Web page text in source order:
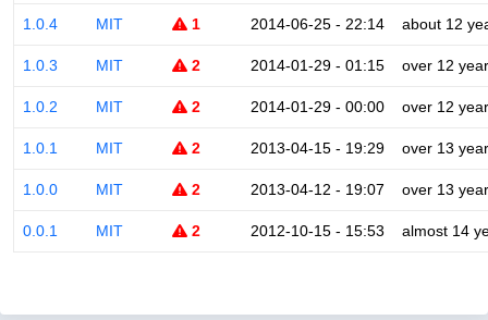
1.0.4 MIT 1 2014-06-25 - 22:14 about 12
1.0.3 MIT 2 2014-01-29 - 01:15 over 12
1.0.2 MIT 2 2014-01-29 - 00:00 over 12
1.0.1 MIT 2 2013-04-15 - 19:29 over 13
1.0.0 MIT 2 2013-04-12 - 19:07 over 13
0.0.1 MIT 2 2012-10-15 - 15:53 almost 14